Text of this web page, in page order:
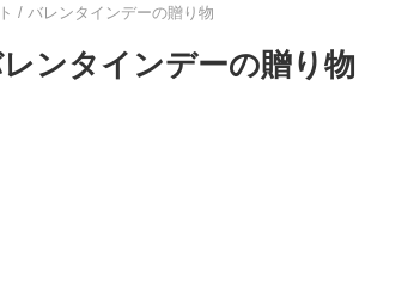
/ バレンタインデーの贈り物
ンタインデーの贈り物